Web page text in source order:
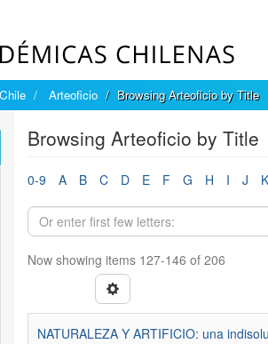
Arteoficio Browsing Arteoficio by Title
Browsing Arteoficio by Title
0-9 A B C D E F G H I J K
Now showing items 127-146 of 206
NATURALEZA Y ARTIFICIO: una